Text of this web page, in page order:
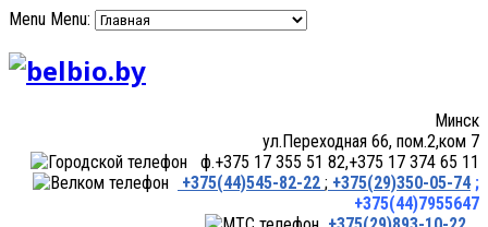
Menu Menu:
Минск
ул.Переходная 66, пом.2,ком 7
ф.+375 17 355 51 82,+375 17 374 65 11
+375(44)545-82-22 ; +375(29)350-05-74 ;
+375(44)7955647